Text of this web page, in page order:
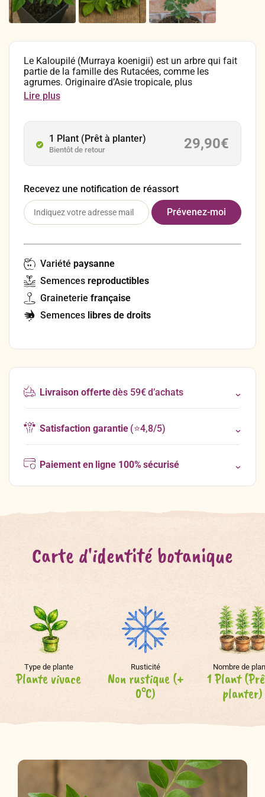
Le Kaloupilé (Murraya koenigii) est un arbre qui fait
partie de la famille des Rutacées, comme les
agrumes. Originaire d’Asie tropicale, plus
particulièrement d’Inde, de Thaïlande et de Malaisie,
il est aussi connu sous le nom « feuille de curry »
aromatiques et parfumées sont typiques de la
cuisine créole et indienne. Elles sont utilisées
fraîches ou séchées et elles entrent dans la
Lire plus
1 Plant (Prêt à planter)
Bientôt de retour 29,90€
Recevez une notification de réassort
Variété paysanne
Semences reproductibles
Graineterie française
Semences libres de droits
Livraison offertedès 59€ d’achats
Satisfaction garantie(⭐4,8/5)
Paiement en ligne 100% sécurisé
Carte d'identité botanique
Type de plante
Plante vivace
Rusticité
Non rustique (+
0°C)
Nombre de
1 Plant
planter)